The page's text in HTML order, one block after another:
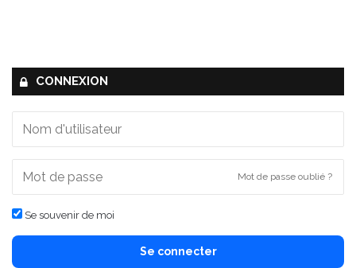
CONNEXION
Mot de passe oublié ?
Se souvenir de moi
Se connecter